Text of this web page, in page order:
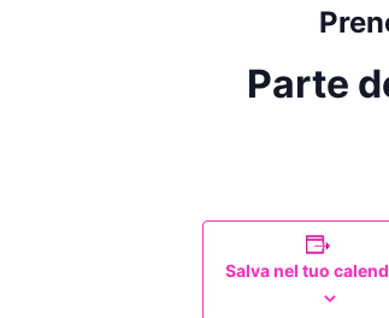
Parte
Salva nel tuo